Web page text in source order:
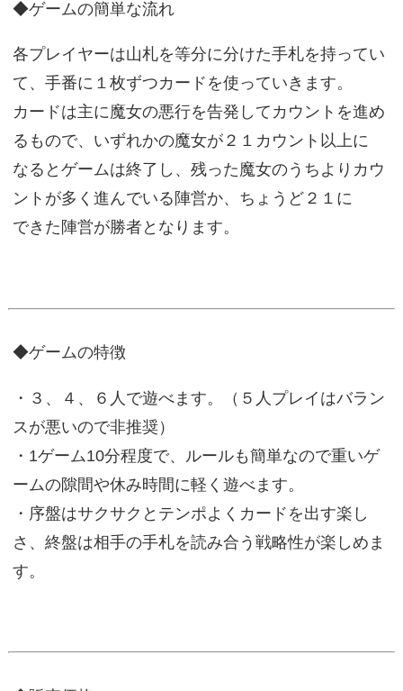
◆ゲームの簡単な流れ
各プレイヤーは山札を等分に分けた手札を持ってい
て、手番に１枚ずつカードを使っていきます。
カードは主に魔女の悪行を告発してカウントを進め
るもので、いずれかの魔女が２１カウント以上に
なるとゲームは終了し、残った魔女のうちよりカウ
ントが多く進んでいる陣営か、ちょうど２１に
できた陣営が勝者となります。
◆ゲームの特徴
・３、４、６人で遊べます。（５人プレイはバラン
スが悪いので非推奨）
・1ゲーム10分程度で、ルールも簡単なので重いゲ
ームの隙間や休み時間に軽く遊べます。
・序盤はサクサクとテンポよくカードを出す楽し
さ、終盤は相手の手札を読み合う戦略性が楽しめま
す。